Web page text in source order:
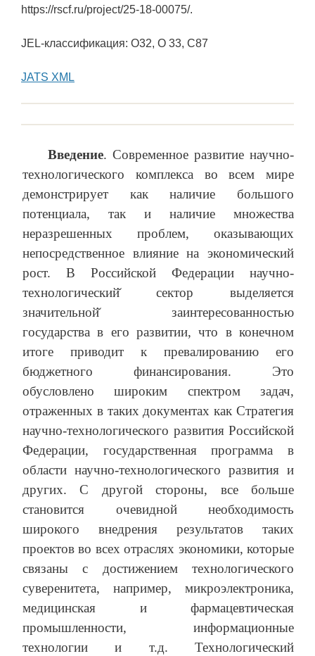
https://rscf.ru/project/25-18-00075/.
JEL-классификация: O32, O 33, C87
JATS XML
Введение. Современное развитие научно-
технологического комплекса во всем мире
демонстрирует как наличие большого
потенциала, так и наличие множества
неразрешенных проблем, оказывающих
непосредственное влияние на экономический
рост. В Российской Федерации научно-
технологический̆ сектор выделяется
значительной̆ заинтересованностью
государства в его развитии, что в конечном
итоге приводит к превалированию его
бюджетного финансирования. Это
обусловлено широким спектром задач,
отраженных в таких документах как Стратегия
научно-технологического развития Российской
Федерации, государственная программа в
области научно-технологического развития и
других. С другой стороны, все больше
становится очевидной необходимость
широкого внедрения результатов таких
проектов во всех отраслях экономики, которые
связаны с достижением технологического
суверенитета, например, микроэлектроника,
медицинская и фармацевтическая
промышленности, информационные
технологии и т.д. Технологический